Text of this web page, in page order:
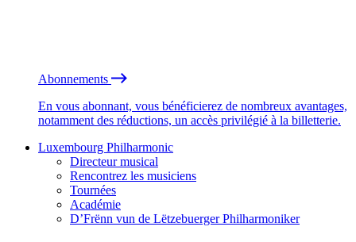
Abonnements
En vous abonnant, vous bénéficierez de nombreux avantages,
notamment des réductions, un accès privilégié à la billetterie.
Luxembourg Philharmonic
Directeur musical
Rencontrez les musiciens
Tournées
Académie
D’Frënn vun de Lëtzebuerger Philharmoniker